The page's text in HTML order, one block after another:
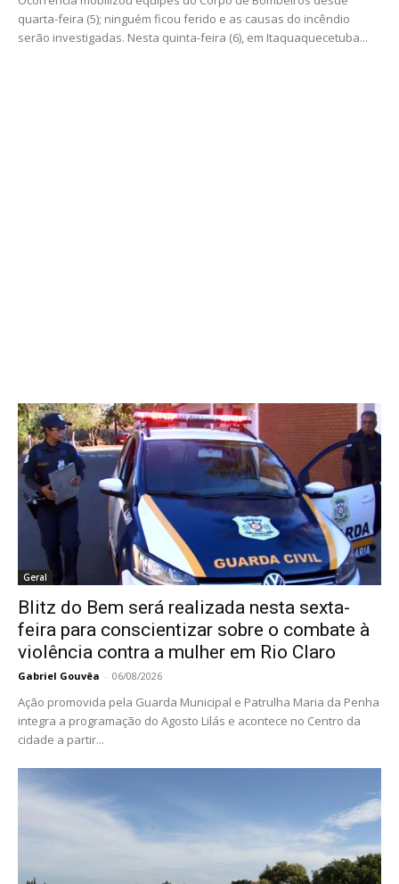
quarta-feira (5); ninguém ficou ferido e as causas do incêndio
serão investigadas. Nesta quinta-feira (6), em Itaquaquecetuba...
Geral
Blitz do Bem será realizada nesta sexta-
feira para conscientizar sobre o combate à
violência contra a mulher em Rio Claro
Gabriel Gouvêa - 06/08/2026
Ação promovida pela Guarda Municipal e Patrulha Maria da Penha
integra a programação do Agosto Lilás e acontece no Centro da
cidade a partir...